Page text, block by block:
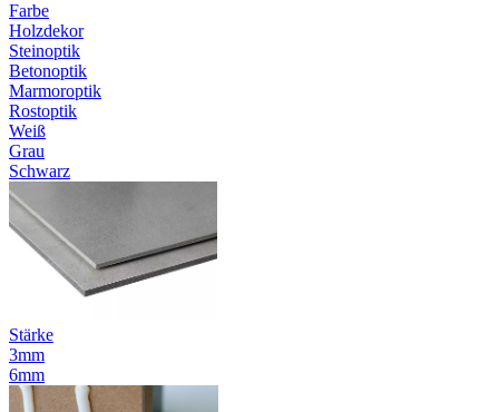
Farbe
Holzdekor
Steinoptik
Betonoptik
Marmoroptik
Rostoptik
Weiß
Grau
Schwarz
Stärke
3mm
6mm